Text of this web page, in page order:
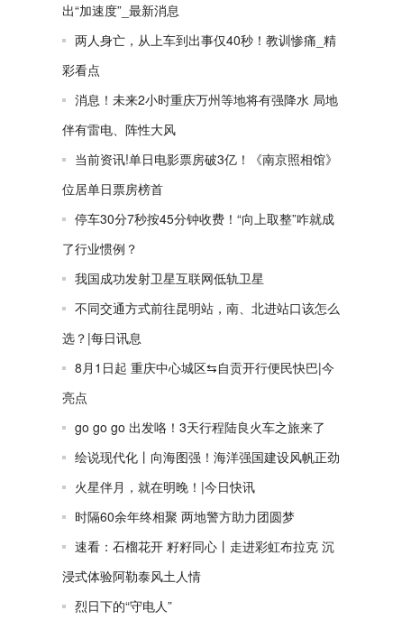
出“加速度”_最新消息
两人身亡，从上车到出事仅40秒！教训惨痛_精
彩看点
消息！未来2小时重庆万州等地将有强降水 局地
伴有雷电、阵性大风
当前资讯!单日电影票房破3亿！《南京照相馆》
位居单日票房榜首
停车30分7秒按45分钟收费！“向上取整”咋就成
了行业惯例？
我国成功发射卫星互联网低轨卫星
不同交通方式前往昆明站，南、北进站口该怎么
选？|每日讯息
8月1日起 重庆中心城区⇆自贡开行便民快巴|今
亮点
go go go 出发咯！3天行程陆良火车之旅来了
绘说现代化丨向海图强！海洋强国建设风帆正劲
火星伴月，就在明晚！|今日快讯
时隔60余年终相聚 两地警方助力团圆梦
速看：石榴花开 籽籽同心丨走进彩虹布拉克 沉
浸式体验阿勒泰风土人情
烈日下的“守电人”